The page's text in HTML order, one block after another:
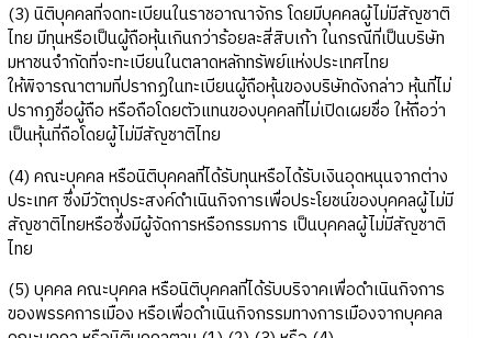
(3) นิติบุคคลที่จดทะเบียนในราชอาณาจักร โดยมีบุคคลผู้ไม่มีสัญชาติ
ไทย มีทุนหรือเป็นผู้ถือหุ้นเกินกว่าร้อยละสี่สิบเก้า ในกรณีที่เป็นบริษัท
มหาชนจำกัดที่จะทะเบียนในตลาดหลักทรัพย์แห่งประเทศไทย
ให้พิจารณาตามที่ปรากฏในทะเบียนผู้ถือหุ้นของบริษัทดังกล่าว หุ้นที่ไม่
ปรากฏชื่อผู้ถือ หรือถือโดยตัวแทนของบุคคลที่ไม่เปิดเผยชื่อ ให้ถือว่า
เป็นหุ้นที่ถือโดยผู้ไม่มีสัญชาติไทย
(4) คณะบุคคล หรือนิติบุคคลที่ได้รับทุนหรือได้รับเงินอุดหนุนจากต่าง
ประเทศ ซึ่งมีวัตถุประสงค์ดำเนินกิจการเพื่อประโยชน์ของบุคคลผู้ไม่มี
สัญชาติไทยหรือซึ่งมีผู้จัดการหรือกรรมการ เป็นบุคคลผู้ไม่มีสัญชาติ
ไทย
(5) บุคคล คณะบุคคล หรือนิติบุคคลที่ได้รับบริจาคเพื่อดำเนินกิจการ
ของพรรคการเมือง หรือเพื่อดำเนินกิจกรรมทางการเมืองจากบุคคล